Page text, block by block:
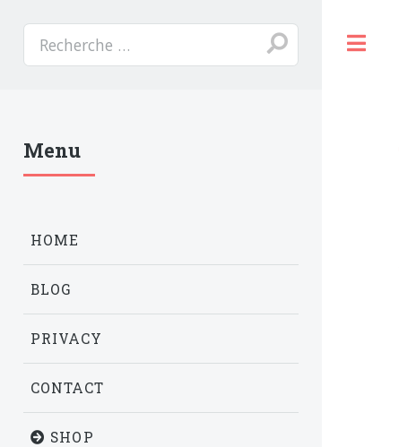
Menu
HOME
BLOG
PRIVACY
CONTACT
SHOP